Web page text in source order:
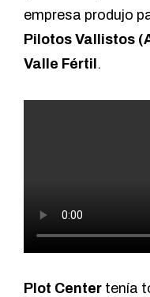
empresa produjo
Pilotos Vallistos
Valle Fértil.
Plot Center tenía